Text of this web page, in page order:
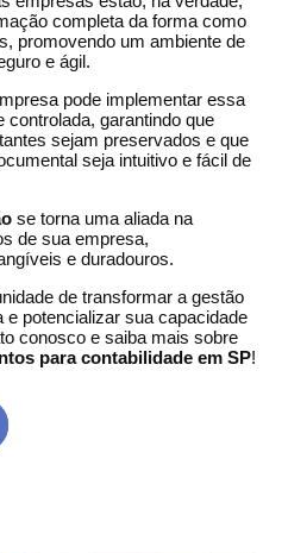
completa da forma como
promovendo um ambiente de
e ágil.
pode implementar essa
controlada, garantindo que
sejam preservados e que
seja intuitivo e fácil de
se torna uma aliada na
de sua empresa,
e duradouros.
de transformar a gestão
potencializar sua capacidade
conosco e saiba mais sobre
para contabilidade em SP!